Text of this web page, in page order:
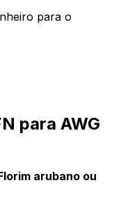
para o
para AWG
arubano ou